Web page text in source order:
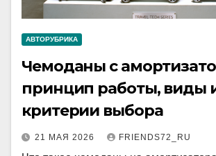
АВТОРУБРИКА
Чемоданы с
принцип работы, виды
критерии выбора
21 МАЯ 2026 FRIENDS72_RU